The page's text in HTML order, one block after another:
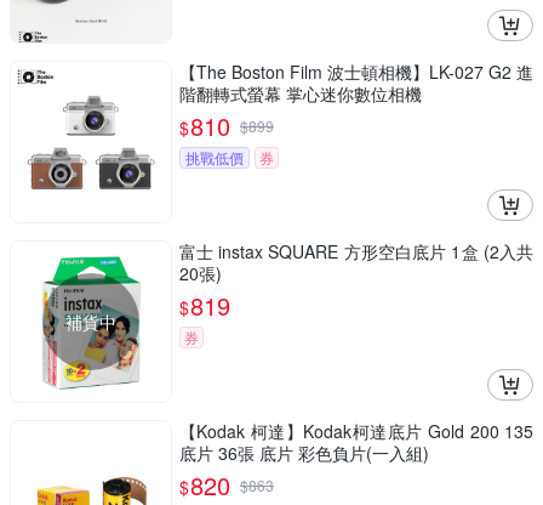
【The Boston Film 波士頓相機】LK-027 G2 進
階翻轉式螢幕 掌心迷你數位相機
$810 $899
挑戰低價
券
補貨中
富士 instax SQUARE 方形空白底片 1盒 (2入共
20張)
$819
券
【Kodak 柯達】Kodak柯達底片 Gold 200 135
底片 36張 底片 彩色負片(一入組)
$820 $863